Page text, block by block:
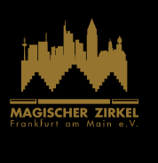
springen